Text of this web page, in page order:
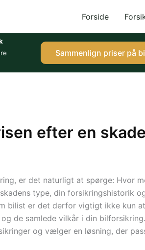
Forside
Sammenlign priser på
efter en
er det naturligt at spørge: Hvor
type, din forsikringshistorik
bilist er det derfor vigtigt ikke kun
de samlede vilkår i din
og vælger en løsning, der